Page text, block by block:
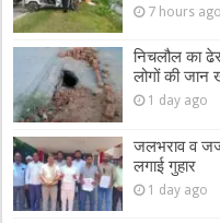
7 hours ago
निचलौल का
लोगों की जान
1 day ago
जलभराव व
लगाई गुहार
1 day ago